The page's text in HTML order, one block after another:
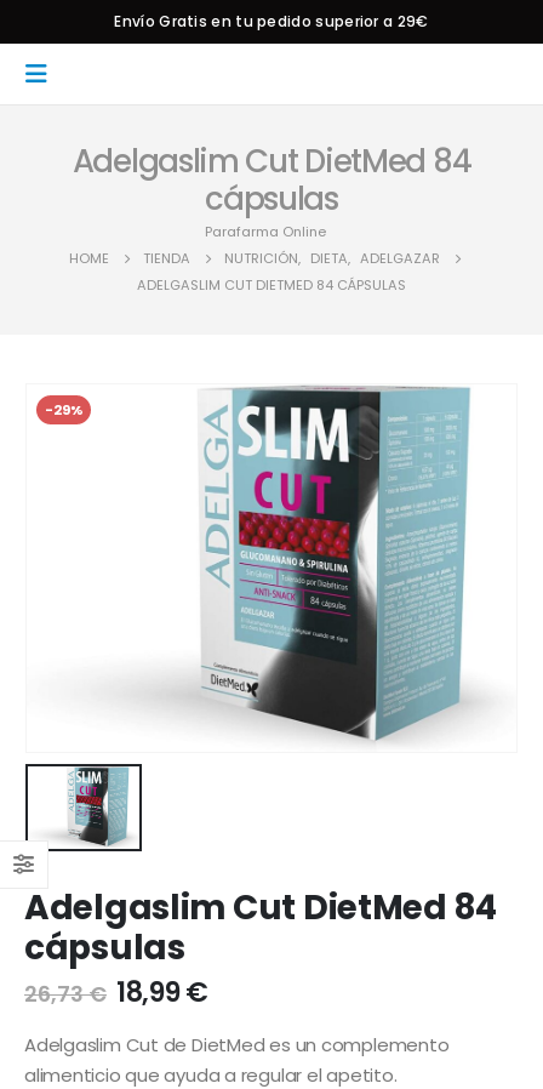
Envío Gratis en tu pedido superior a 29€
Adelgaslim Cut DietMed 84
cápsulas
Parafarma Online
HOME
TIENDA NUTRICIÓN, DIETA, ADELGAZAR
ADELGASLIM CUT DIETMED 84 CÁPSULAS
-29%
Adelgaslim Cut DietMed 84
cápsulas
26,73€ 18,99€
Adelgaslim Cut de DietMed es un complemento
alimenticio que ayuda a regular el apetito.